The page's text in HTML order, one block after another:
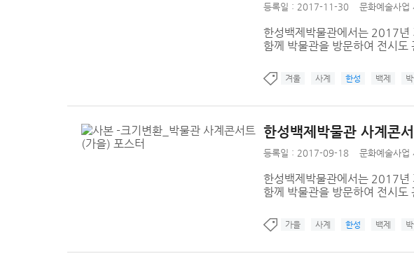
등록일 : 2017-11-30 문화예술사업
한성백제박물관에서는 2017년
함께 박물관을 방문하여 전시도
겨울 사계 한성 백제
한성백제박물관 사계콘
등록일 : 2017-09-18 문화예술사업
한성백제박물관에서는 2017년
함께 박물관을 방문하여 전시도
가을 사계 한성 백제